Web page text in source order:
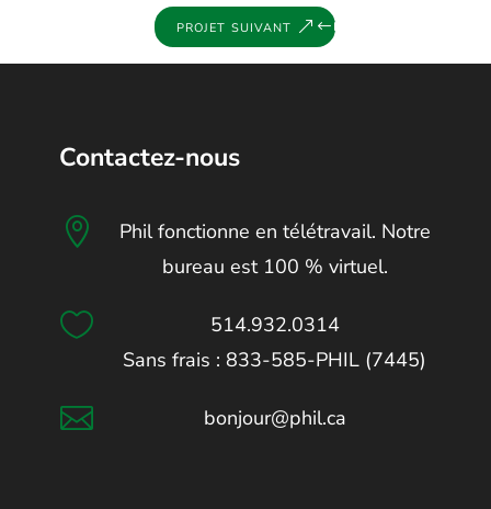
projet suivant
Contactez-nous

Phil fonctionne en télétravail. Notre
bureau est 100 % virtuel.

514.932.0314
Sans frais : 833-585-PHIL (7445)
 bonjour@phil.ca